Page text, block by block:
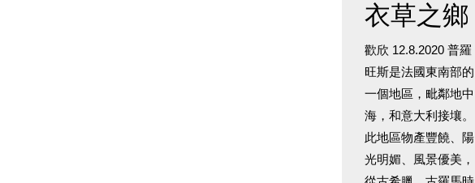
衣草之鄉
歡欣 12.8.2020 普羅
旺斯是法國東南部的
一個地區，毗鄰地中
海，和意大利接壤。
此地區物產豐饒、陽
光明媚、風景優美，